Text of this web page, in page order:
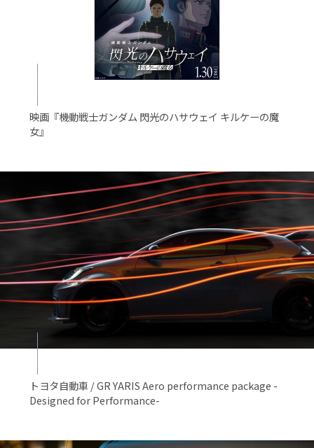
映画『機動戦士ガンダム 閃光のハサウェイ キルケーの魔
女』
トヨタ自動車 / GR YARIS Aero performance package -
Designed for Performance-